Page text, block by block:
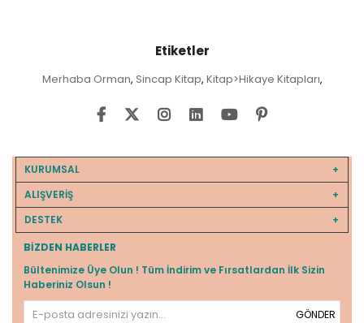
Etiketler
Merhaba Orman, Sincap Kitap, Kitap>Hikaye Kitapları,
KURUMSAL
ALIŞVERİŞ
DESTEK
BIZDEN HABERLER
Bültenimize Üye Olun ! Tüm İndirim ve Fırsatlardan İlk Sizin
Haberiniz Olsun !
GÖNDER